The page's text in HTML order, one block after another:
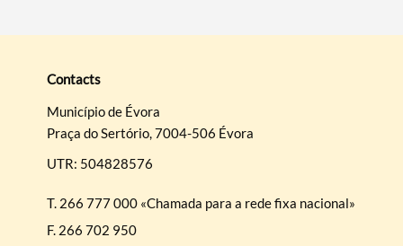
Filters
Contacts
Município de Évora
Praça do Sertório, 7004-506 Évora
UTR: 504828576
T. 266 777 000 «Chamada para a rede fixa nacional»
F. 266 702 950